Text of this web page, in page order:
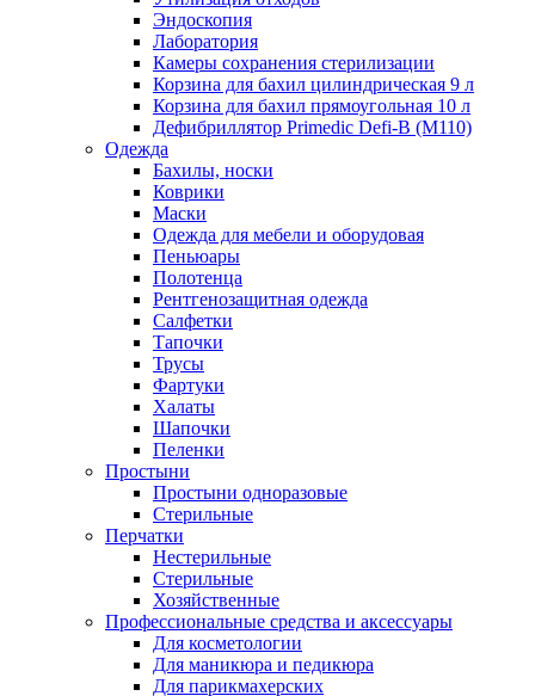
Эндоскопия
Лаборатория
Камеры сохранения стерилизации
Корзина для бахил цилиндрическая 9 л
Корзина для бахил прямоугольная 10 л
Дефибриллятор Primedic Defi-B (M110)
Одежда
Бахилы, носки
Коврики
Маски
Одежда для мебели и оборудовая
Пеньюары
Полотенца
Рентгенозащитная одежда
Салфетки
Тапочки
Трусы
Фартуки
Халаты
Шапочки
Пеленки
Простыни
Простыни одноразовые
Стерильные
Перчатки
Нестерильные
Стерильные
Хозяйственные
Профессиональные средства и аксессуары
Для косметологии
Для маникюра и педикюра
Для парикмахерских